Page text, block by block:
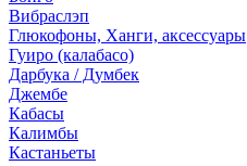
Вибраслэп
Глюкофоны, Ханги, аксессуары
Гуиро (калабасо)
Дарбука / Думбек
Джембе
Кабасы
Калимбы
Кастаньеты